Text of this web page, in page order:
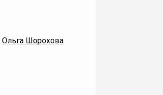
Ольга Шорохова